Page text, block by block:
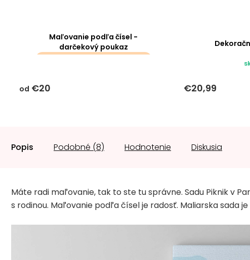
Maľovanie podľa čísel -
darčekový poukaz
od €20 €20,99
Popis Podobné (8) Hodnotenie Diskusia
Máte radi maľovanie, tak to ste tu správne. Sadu Piknik v
s rodinou. Maľovanie podľa čísel je radosť. Maliarska sada je